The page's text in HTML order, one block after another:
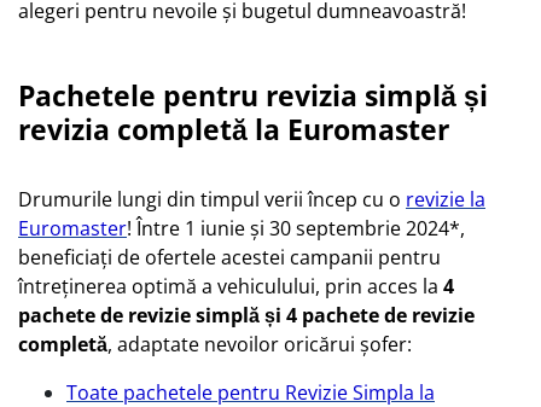
alegeri pentru nevoile și bugetul dumneavoastră!
Pachetele pentru revizia simplă și
revizia completă la Euromaster
Drumurile lungi din timpul verii încep cu o revizie la
Euromaster! Între 1 iunie și 30 septembrie 2024*,
beneficiați de ofertele acestei campanii pentru
întreținerea optimă a vehiculului, prin acces la 4
pachete de revizie simplă și 4 pachete de revizie
completă, adaptate nevoilor oricărui șofer:
Toate pachetele pentru Revizie Simpla la